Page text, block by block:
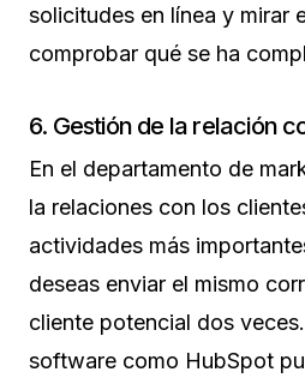
solicitudes en línea y mirar
comprobar qué se ha
6. Gestión de la relación
En el departamento de
la relaciones con los
actividades más
deseas enviar el mismo
cliente potencial dos
software como HubSpot